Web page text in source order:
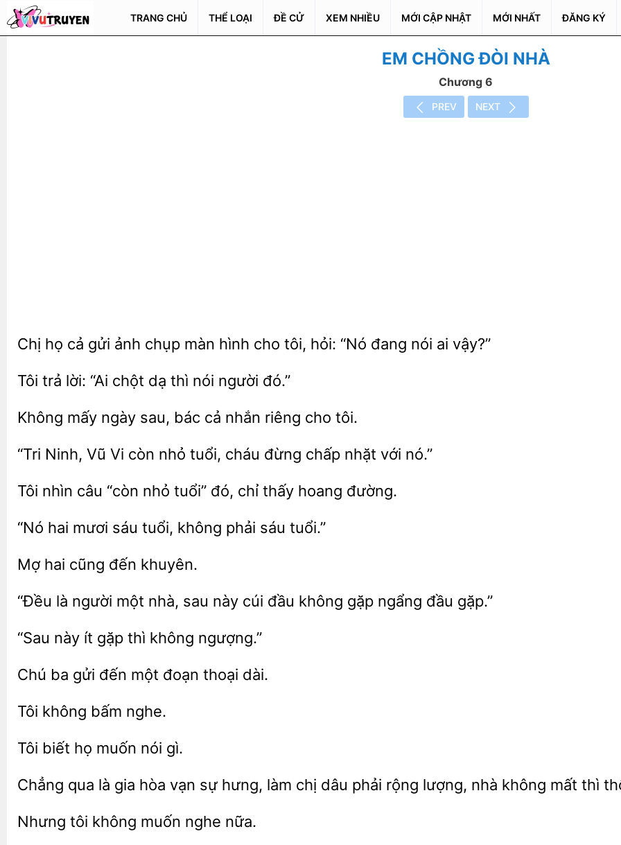
TRANG CHỦ THỂ LOẠI ĐỀ CỬ XEM NHIỀU MỚI CẬP NHẬT MỚI NHẤT ĐĂNG KÝ
EM CHỒNG ĐÒI NHÀ
Chương 6
PREV NEXT
Chị họ cả gửi chụp màn cho tôi, hỏi: đang nói ai vậy?”
trả lời: chột dạ thì nói người
Không ngày sau, cả nhắn cho tôi.
“Tri Vũ Vi còn nhỏ cháu đừng chấp với nó.”
Tôi nhìn câu “còn tuổi” đó, chỉ đường.
hai mươi sáu không phải tuổi.”
đến khuyên.
“Đều là người nhà, này cúi đầu không gặp ngẩng đầu
“Sau này không ngượng.”
Chú ba gửi đến một
nghe.
họ nói gì.
Chẳng qua là hòa sự làm chị dâu phải rộng lượng, nhà không mất thì
tôi không muốn